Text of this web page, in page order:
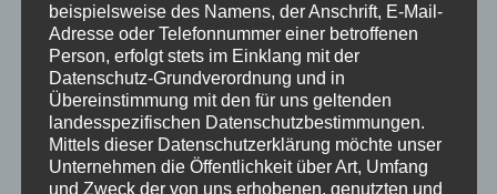
Mittellochbohrung 72,6 mm
Nabenbohrung 72.6
PCD 112 mm
Traglast 690
beispielsweise des Namens, der Anschrift, E-Mail-
Adresse oder Telefonnummer einer betroffenen
Person, erfolgt stets im Einklang mit der
Datenschutz-Grundverordnung und in
Übereinstimmung mit den für uns geltenden
landesspezifischen Datenschutzbestimmungen.
Mittels dieser Datenschutzerklärung möchte unser
Unternehmen die Öffentlichkeit über Art, Umfang
und Zweck der von uns erhobenen, genutzten und